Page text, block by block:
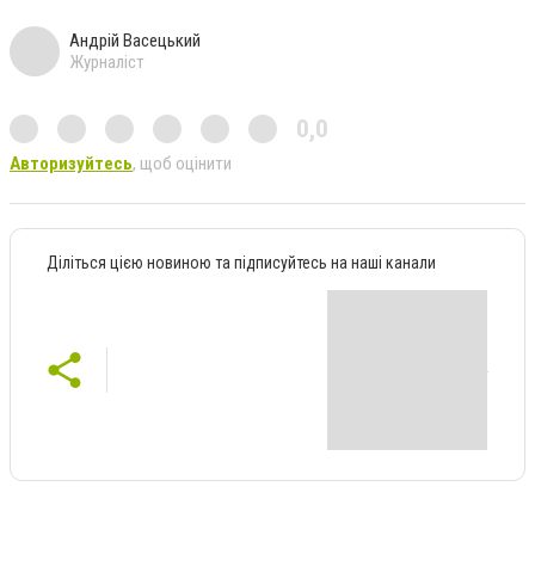
Андрій Васецький
Журналіст
0,0
Авторизуйтесь, щоб оцінити
Діліться цією новиною та підписуйтесь на наші канали